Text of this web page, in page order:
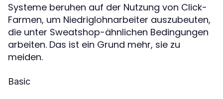
Systeme beruhen auf der Nutzung von Click-
Farmen, um Niedriglohnarbeiter auszubeuten,
die unter Sweatshop-ähnlichen Bedingungen
arbeiten. Das ist ein Grund mehr, sie zu
meiden.
Basic